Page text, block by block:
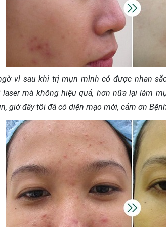
vì sau khi trị mụn mình có được nhan
mà không hiệu quả, hơn nữa lại làm
giờ đây tôi đã có diện mạo mới, cảm ơn